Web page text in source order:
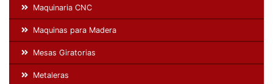
Maquinaria CNC
Maquinas para Madera
Mesas Giratorias
Metaleras